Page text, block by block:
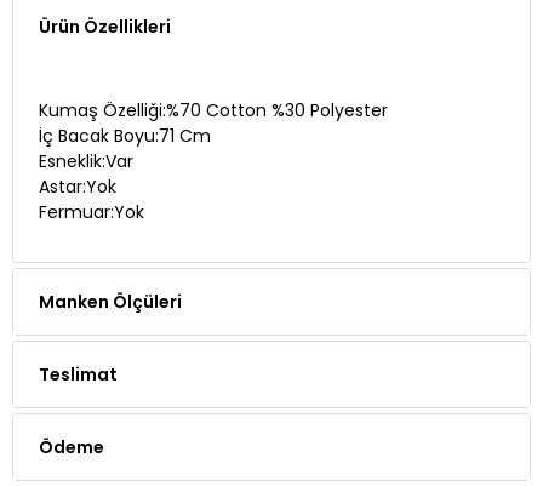
Ürün Özellikleri
Kumaş Özelliği:%70 Cotton %30 Polyester
İç Bacak Boyu:71 Cm
Esneklik:Var
Astar:Yok
Fermuar:Yok
Manken Ölçüleri
Teslimat
Ödeme